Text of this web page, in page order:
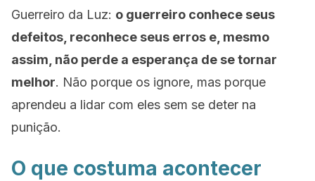
Guerreiro da Luz: o guerreiro conhece seus
defeitos, reconhece seus erros e, mesmo
assim, não perde a esperança de se tornar
melhor. Não porque os ignore, mas porque
aprendeu a lidar com eles sem se deter na
punição.
O que costuma acontecer